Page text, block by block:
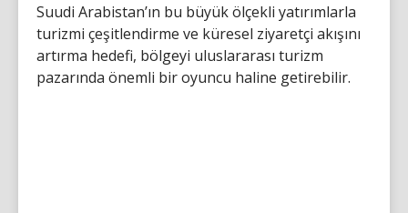
Suudi Arabistan’ın bu büyük ölçekli yatırımlarla
turizmi çeşitlendirme ve küresel ziyaretçi akışını
artırma hedefi, bölgeyi uluslararası turizm
pazarında önemli bir oyuncu haline getirebilir.